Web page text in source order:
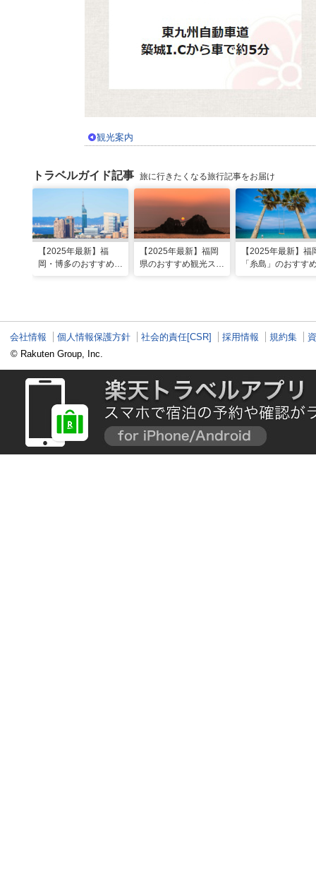
観光案内
トラベルガイド記事 旅に行きたくなる旅行記事をお届け
【2025年最新】福
岡・博多のおすすめ観
【2025年最新】福岡
県のおすすめ観光スポ
【2025年最新】福
「糸島」のおすす
会社情報 個人情報保護方針 社会的責任[CSR] 採用情報 規約集
© Rakuten Group, Inc.